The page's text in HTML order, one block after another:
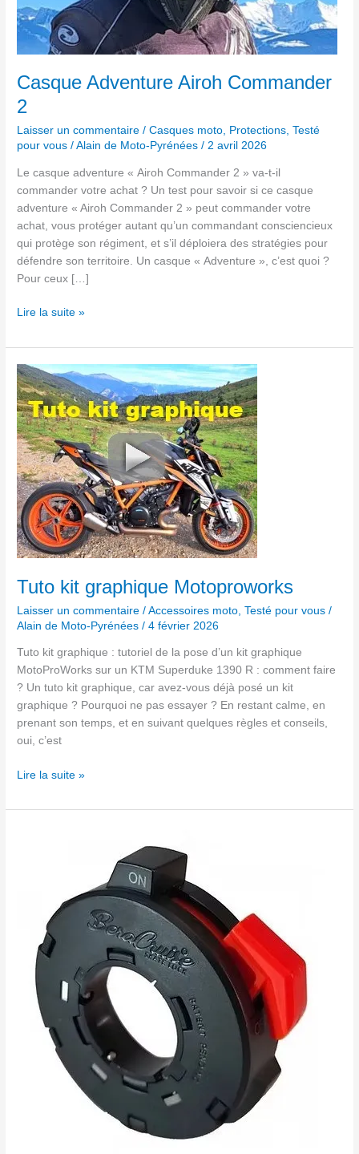
Casque Adventure Airoh Commander
2
Laisser un commentaire /Casques moto, Protections,Testé
pour vous /Alain de Moto-Pyrénées/2 avril 2026
Le casque adventure « Airoh Commander 2 » va-t-il
commander votre achat ? Un test pour savoir si ce casque
adventure « Airoh Commander 2 » peut commander votre
achat, vous protéger autant qu’un commandant consciencieux
qui protège son régiment, et s’il déploiera des stratégies pour
défendre son territoire. Un casque « Adventure », c’est quoi ?
Pour ceux […]
Lire la suite »
Tuto kit graphique Motoproworks
Laisser un commentaire /Accessoires moto ,Testé pour vous /
Alain de Moto-Pyrénées/4 février 2026
Tuto kit graphique : tutoriel de la pose d’un kit graphique
MotoProWorks sur un KTM Superduke 1390 R : comment faire
? Un tuto kit graphique, car avez-vous déjà posé un kit
graphique ? Pourquoi ne pas essayer ? En restant calme, en
prenant son temps, et en suivant quelques règles et conseils,
oui, c’est
Tuto
kit
graphique
Motoproworks
Lire la suite »